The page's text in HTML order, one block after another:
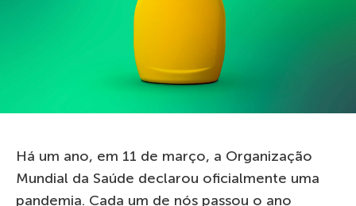
Há um ano, em 11 de março, a Organização
Mundial da Saúde declarou oficialmente uma
pandemia. Cada um de nós passou o ano